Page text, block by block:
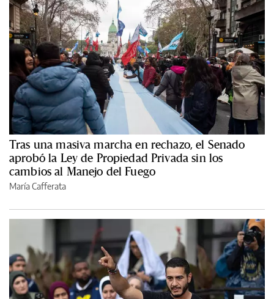
Tras una masiva marcha en rechazo, el Senado
aprobó la Ley de Propiedad Privada sin los
cambios al Manejo del Fuego
María Cafferata